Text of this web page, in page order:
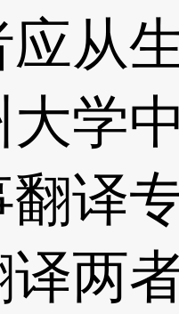
从
学
翻译
两